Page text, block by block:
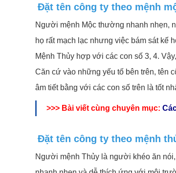
Đặt tên công ty theo mệnh
Người mệnh Mộc thường nhanh nhẹn,
họ rất mạch lạc nhưng việc bám sát kế
Mệnh Thủy hợp với các con số 3, 4.
Căn cứ vào những yếu tố bên trên, tên
âm tiết bằng với các con số trên là tốt
>>> Bài viết cùng chuyên mục:
Đặt tên công ty theo mệnh
Người mệnh Thủy là người khéo ăn